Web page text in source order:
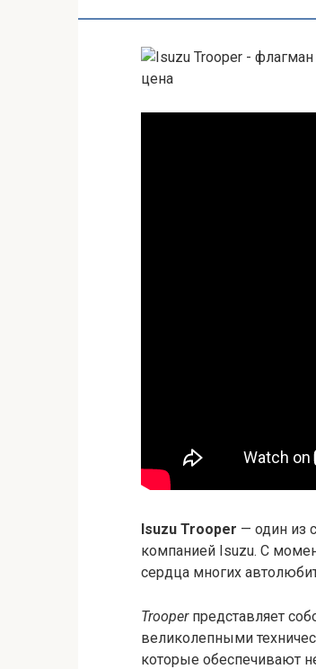
Isuzu Trooper — один из
компанией Isuzu. С
сердца многих
Trooperпредставляет
великолепными
которые обеспечивают